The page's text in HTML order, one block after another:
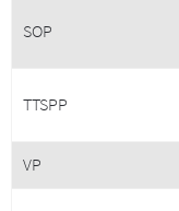
SOP
TTSPP
VP